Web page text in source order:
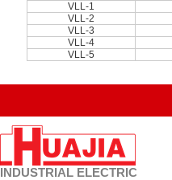
VLL-1
VLL-2
VLL-3
VLL-4
VLL-5
INDUSTRIAL ELECTRIC